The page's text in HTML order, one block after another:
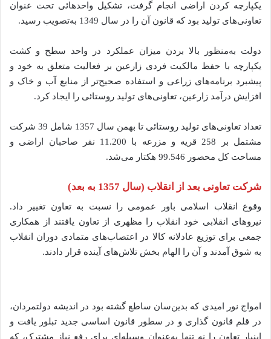
یکپارچه کردن اراضی انجام گرفت، تشکیل واحدهائی تحت عنوان
تعاونی‌های تولید بود که قانون آن را در سال 1349 به‌تصویب رسید.
دولت به‌منظور بالا بردن میزان عملکرد در واحد سطح و کشت
یکپارچه با حفظ مالکیت فردی زارعین بر فعالیت متعلق به خود و
پیشبرد برنامه‌های زراعی و استفاده صحیح‌تر از منابع آب و خاک و
افزایش درآمد زارعین، تعاونی‌های تولید روستائی را ایجاد کرد.
تعداد تعاونی‌های تولید روستائی تا بهمن سال 1357 شامل 39 شرکت
مشتمل بر 258 قریه و مزرعه با 11.200 نفر صاحبان اراضی و
مساحت کل محصور 99.546 هکتار می‌شد.
شرکت تعاونی بعد از انقلاب (سال 1357 به‌ بعد)
وقوع انقلاب اسلامی باور عمومی را نسبت به تعاون تغییر داد.
نیروهای انقلابی خود انقلاب را مظهری از تعاون یافتند از همکاری
جمعی برای توزیع عادلانه کالا در اعتصاب‌های متمادی دوران انقلاب
به شوق آمدند و آن را الهام بخش تلاش‌های آینده قرار دادند.
امواج نور امیدی که بدین‌سان ساطع گشته بود در اندیشه دولتمردان،
در قلم قانون گذاری و در سطور قانون اساسی جدید تبلور یافت و
اینبار تعاون را نه تنها به‌عنوان وسیله‌ای برای رفع نیاز مشترک، که